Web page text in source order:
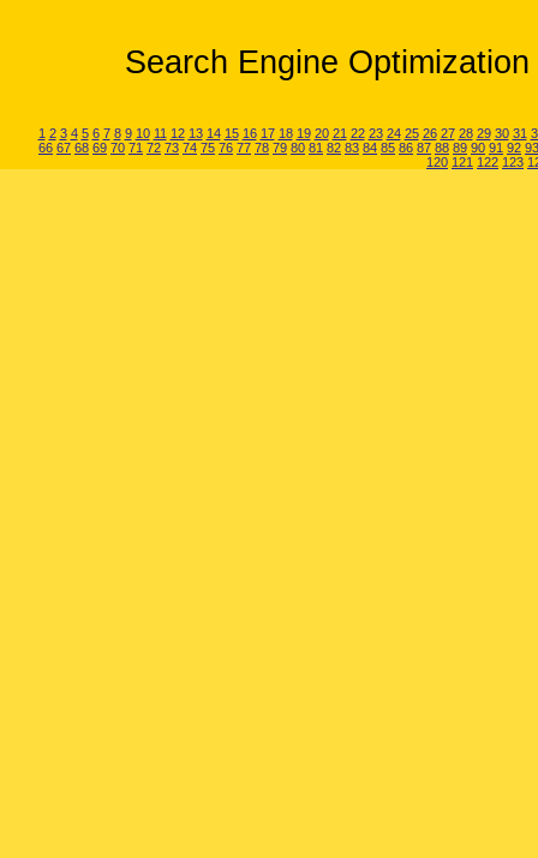
Search Engine
1 2 3 4 5 6 7 8 9 10 11 12 13 14 15 16 17 18 19 20 21 22 23 24 25 26 27 28 29 30 31
66 67 68 69 70 71 72 73 74 75 76 77 78 79 80 81 82 83 84 85 86 87 88 89 90 91 92 93
120 121 122 123